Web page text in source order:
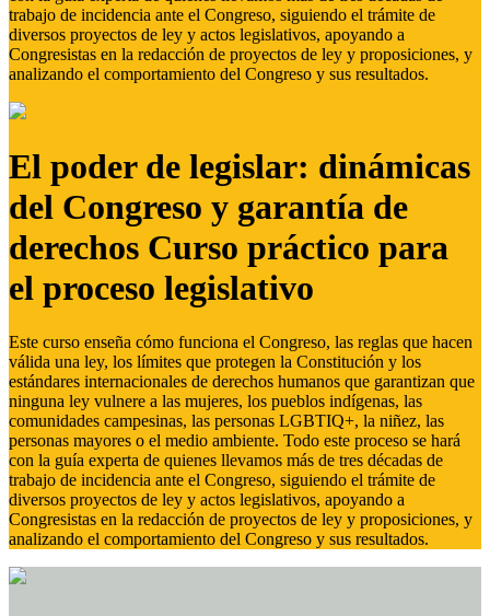
trabajo de incidencia ante el Congreso, siguiendo el trámite de
diversos proyectos de ley y actos legislativos, apoyando a
Congresistas en la redacción de proyectos de ley y proposiciones, y
analizando el comportamiento del Congreso y sus resultados.
El poder de legislar: dinámicas
del Congreso y garantía de
derechos Curso práctico para
el proceso legislativo
Este curso enseña cómo funciona el Congreso, las reglas que hacen
válida una ley, los límites que protegen la Constitución y los
estándares internacionales de derechos humanos que garantizan que
ninguna ley vulnere a las mujeres, los pueblos indígenas, las
comunidades campesinas, las personas LGBTIQ+, la niñez, las
personas mayores o el medio ambiente. Todo este proceso se hará
con la guía experta de quienes llevamos más de tres décadas de
trabajo de incidencia ante el Congreso, siguiendo el trámite de
diversos proyectos de ley y actos legislativos, apoyando a
Congresistas en la redacción de proyectos de ley y proposiciones, y
analizando el comportamiento del Congreso y sus resultados.